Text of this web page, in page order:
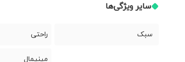
سایر ویژگی‌ها
سبک راحتی
مینیمال